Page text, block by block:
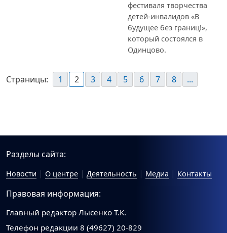
фестиваля творчества
детей-инвалидов «В
будущее без границ!»,
который состоялся в
Одинцово.
Страницы: 1 2 3 4 5 6 7 8 ...
Разделы сайта:
Новости О центре Деятельность Медиа Контакты
Правовая информация:
Главный редактор Лысенко Т.К.
Телефон редакции 8 (49627) 20-829